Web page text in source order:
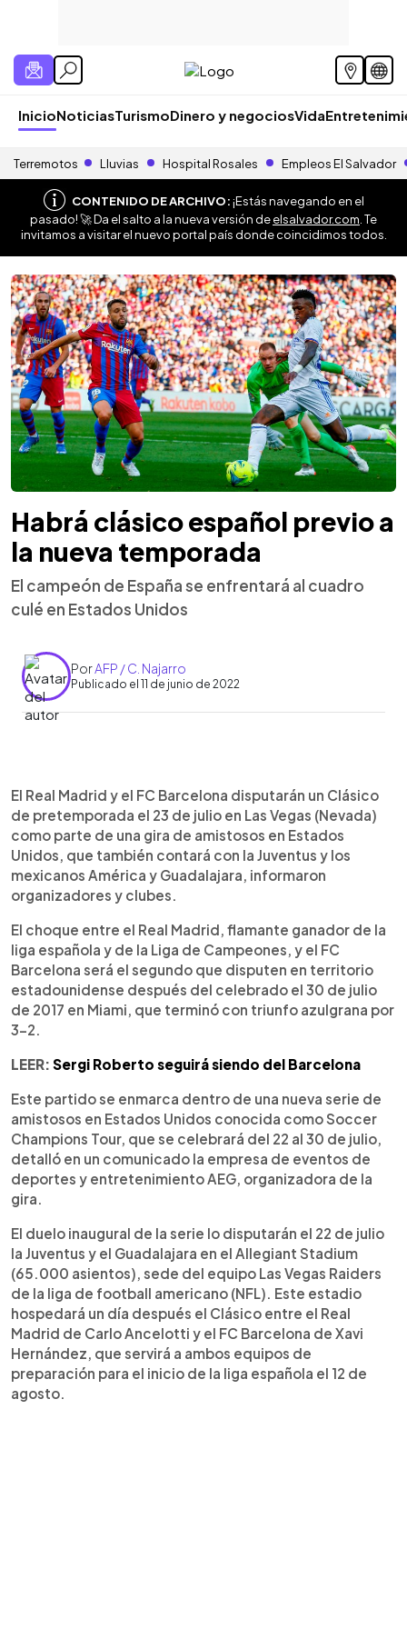
InicioNoticiasTurismoDinero y negociosVida
Terremotos Lluvias Hospital Rosales Empleos El Salvador
CONTENIDO DE ARCHIVO:¡Estás navegando en el
pasado! 🚀 Da el salto a la nueva versión deelsalvador.com . Te
invitamos a visitar el nuevo portal país donde coincidimos todos.
Habrá clásico español previo a
la nueva temporada
El campeón de España se enfrentará al cuadro
culé en Estados Unidos
PorAFP / C. Najarro
Publicado el 11 de junio de 2022
► Escuchar artículo
El Real Madrid y el FC Barcelona disputarán un Clásico
de pretemporada el 23 de julio en Las Vegas (Nevada)
como parte de una gira de amistosos en Estados
Unidos, que también contará con la Juventus y los
mexicanos América y Guadalajara, informaron
organizadores y clubes.
El choque entre el Real Madrid, flamante ganador de la
liga española y de la Liga de Campeones, y el FC
Barcelona será el segundo que disputen en territorio
estadounidense después del celebrado el 30 de julio
de 2017 en Miami, que terminó con triunfo azulgrana por
3-2.
LEER: Sergi Roberto seguirá siendo del Barcelona
Este partido se enmarca dentro de una nueva serie de
amistosos en Estados Unidos conocida como Soccer
Champions Tour, que se celebrará del 22 al 30 de julio,
detalló en un comunicado la empresa de eventos de
deportes y entretenimiento AEG, organizadora de la
gira.
El duelo inaugural de la serie lo disputarán el 22 de julio
la Juventus y el Guadalajara en el Allegiant Stadium
(65.000 asientos), sede del equipo Las Vegas Raiders
de la liga de football americano (NFL). Este estadio
hospedará un día después el Clásico entre el Real
Madrid de Carlo Ancelotti y el FC Barcelona de Xavi
Hernández, que servirá a ambos equipos de
preparación para el inicio de la liga española el 12 de
agosto.